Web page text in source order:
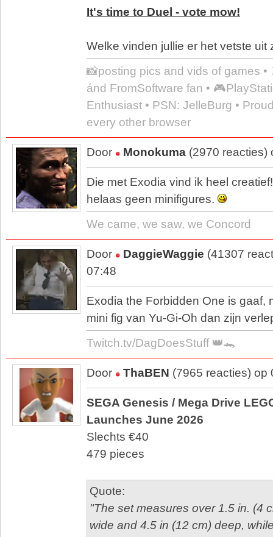
It's time to Duel - vote mow!
Welke vinden jullie er het vetste uit
📸posting pics and vids of games
ánd FromSoftware fan •
Enthusiast • PSN: JelleBurg •
every other browser
Door Monokuma (2970 reacties)
Die met Exodia vind ik heel
helaas geen minifigures.
We came, we saw, we Concord
Door DaggieWaggie (41307
07:48
Exodia the Forbidden One is gaaf,
mini fig van Yu-Gi-Oh dan zijn
Twitch.tv/DagDoesStuff 👑🐊
Door ThaBEN (7965 reacties) op
SEGA Genesis / Mega Drive
Launches June 2026
Slechts €40
479 pieces
Quote:
"The set measures over 1.5 in. (4
wide and 4.5 in (12 cm) deep,